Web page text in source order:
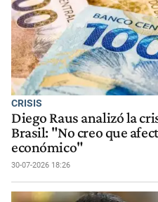
CRISIS
Diego Raus analizó la
Brasil: "No creo que
económico"
30-07-2026 18:26